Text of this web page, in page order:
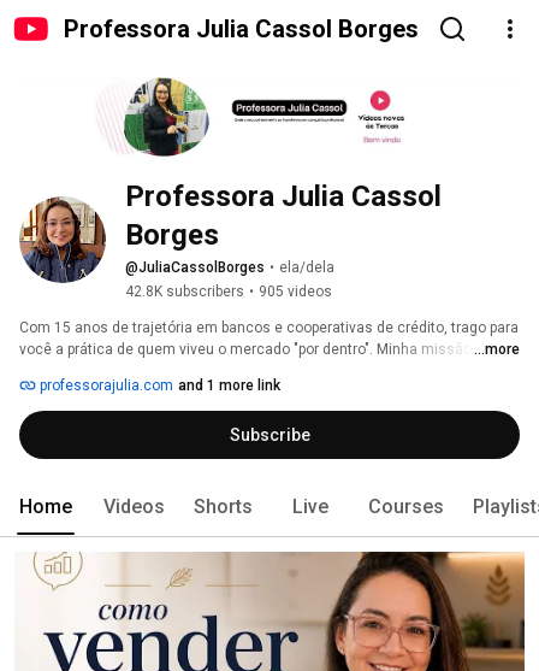
Professora Julia Cassol Borges
Professora Julia Cassol
Borges
@JuliaCassolBorges • ela/dela
42.8K subscribers • 905 videos
Com 15 anos de trajetória em bancos e cooperativas de crédito, trago para
você a prática de quem viveu o mercado "por dentro". Minha missão é ...more
professorajulia.com and 1 more link
Subscribe
Home Videos Shorts Live Courses